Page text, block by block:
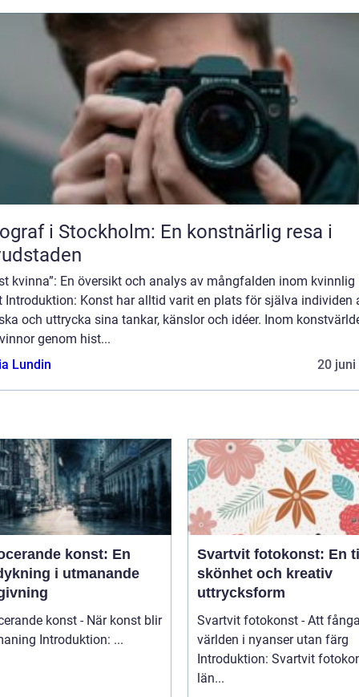
i Stockholm: En konstnärlig resa i
kvinna”: En översikt och analys av mångfalden inom kvinnlig
Introduktion: Konst har alltid varit en plats för själva individen
och uttrycka sina tankar, känslor och idéer. Inom
genom hist...
Lundin
20 juni
konst: En
i utmanande
konst - När konst blir
till utmaning Introduktion: ...
Svartvit fotokonst: En
skönhet och kreativ
uttrycksform
Svartvit fotokonst - Att
världen i nyanser utan färg
Introduktion: Svartvit
län...